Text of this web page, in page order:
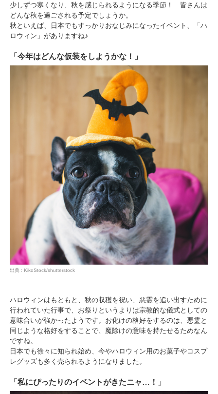
少しずつ寒くなり、秋を感じられるようになる季節！ 皆さんは
どんな秋を過ごされる予定でしょうか。
秋といえば、日本でもすっかりおなじみになったイベント、「ハ
ロウィン」がありますね♪
「今年はどんな仮装をしようかな！」
出典 : KikoStock/shutterstock
ハロウィンはもともと、秋の収穫を祝い、悪霊を追い出すために
行われていた行事で、お祭りというよりは宗教的な儀式としての
意味合いが強かったようです。お化けの格好をするのは、悪霊と
同じような格好をすることで、魔除けの意味を持たせるためなん
ですね。
日本でも徐々に知られ始め、今やハロウィン用のお菓子やコスプ
レグッズも多く売られるようになりました。
「私にぴったりのイベントがきたニャ…！」